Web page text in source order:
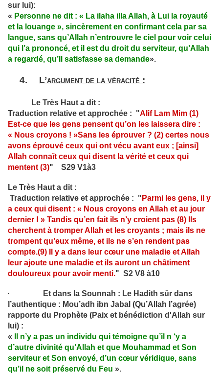
sur lui):
« Personne ne dit : « La ilaha illa Allah, à Lui la royauté
et la louange », sincèrement en confirmant cela par sa
langue, sans qu’Allah n’entrouvre le ciel pour voir celui
qui l’a prononcé, et il est du droit du serviteur, qu’Allah
a regardé, qu’Il satisfasse sa demande».
4. L’argument de la véracité :
Le Très Haut a dit :
Traduction relative et approchée : "Alif Lam Mim (1)
Est-ce que les gens pensent qu’on les laissera dire :
« Nous croyons ! »Sans les éprouver ? (2) certes nous
avons éprouvé ceux qui ont vécu avant eux ; [ainsi]
Allah connaît ceux qui disent la vérité et ceux qui
mentent (3)" S29 V1à3
Le Très Haut a dit :
Traduction relative et approchée : " Parmi les gens, il y
a ceux qui disent : « Nous croyons en Allah et au jour
dernier ! » Tandis qu’en fait ils n’y croient pas (8) Ils
cherchent à tromper Allah et les croyants ; mais ils ne
trompent qu’eux même, et ils ne s’en rendent pas
compte.(9) Il y a dans leur cœur une maladie et Allah
leur ajoute une maladie et ils auront un châtiment
douloureux pour avoir menti." S2 V8 à10
· Et dans la Sounnah : Le Hadith sûr dans
l’authentique : Mou’adh ibn Jabal (Qu’Allah l’agrée)
rapporte du Prophète (Paix et bénédiction d'Allah sur
lui) :
«
Il n’y a pas un individu qui témoigne qu’il n ‘y a
d’autre divinité qu’Allah et que Mouhammad et Son
serviteur et Son envoyé, d’un cœur véridique, sans
qu’il ne soit préservé du Feu ».